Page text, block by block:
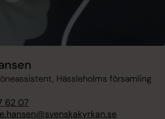
Hässleholms församling
62 07